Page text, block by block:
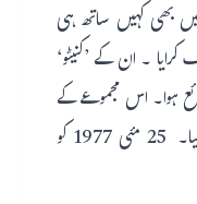
بھی کہیں ساتھ ہی
۔ ان کے ’کنیٹو‘
ہوا۔ اس مجموعے کے
لئے انہیں آدم جی ایوارڈ سے بھی نوازا گیا۔ 25 مئی 1977 کو